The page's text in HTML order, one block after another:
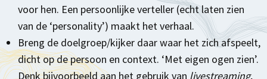
voor hen. Een persoonlijke verteller (echt laten zien
van de ‘personality’) maakt het verhaal.
Breng de doelgroep/kijker daar waar het zich afspeelt,
dicht op de persoon en context. ‘Met eigen ogen zien’.
Denk bijvoorbeeld aan het gebruik van livestreaming,